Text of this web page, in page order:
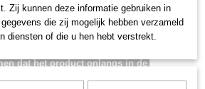
dat het product onlangs in de
nemen wij contact met u op.
Zij kunnen deze informatie gebruiken in
die zij mogelijk hebben verzameld
diensten of die u hen hebt verstrekt.